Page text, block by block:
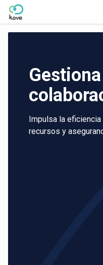
Skip to Main Content
Impulsa la
recursos y